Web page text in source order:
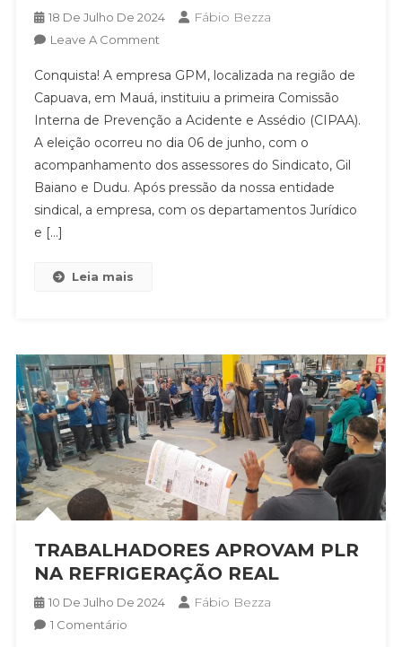
18 De Julho De 2024 Fábio Bezza
Leave A CommentOn
PRIMEIRA
VEZ,
TRABALHADORES
ELEGEM
CIPA
NA
Conquista! A empresa GPM, localizada na região de
Capuava, em Mauá, instituiu a primeira Comissão
Interna de Prevenção a Acidente e Assédio (CIPAA).
A eleição ocorreu no dia 06 de junho, com o
acompanhamento dos assessores do Sindicato, Gil
Baiano e Dudu. Após pressão da nossa entidade
sindical, a empresa, com os departamentos Jurídico
e […]
Leia mais
TRABALHADORES APROVAM PLR
NA REFRIGERAÇÃO REAL
10 De Julho De 2024 Fábio Bezza
1 ComentárioEm